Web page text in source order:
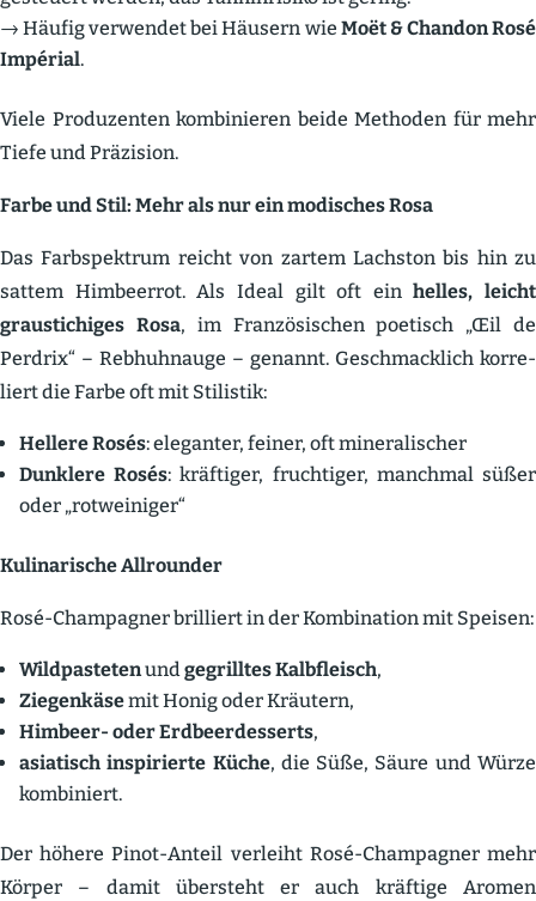
→ Häufig verwendet bei Häusern wie Moët & Chandon Rosé
Impérial.
Viele Produ­zenten kombi­nieren beide Methoden für mehr
Tiefe und Präzision.
Farbe und Stil: Mehr als nur ein modisches Rosa
Das Farbspektrum reicht von zartem Lachston bis hin zu
sattem Himbeerrot. Als Ideal gilt oft einhelles, leicht
grausti­chiges Rosa, im Franzö­si­schen poetisch „Œil de
Perdrix“ – Rebhuhnauge – genannt. Geschmacklich korre­
liert die Farbe oft mit Stilistik:
Hellere Rosés: eleganter, feiner, oft minera­li­scher
Dunklere Rosés: kräftiger, fruch­tiger, manchmal süßer
oder „rotwei­niger“
Kulina­rische Allrounder
Rosé-Champagner brilliert in der Kombi­nation mit Speisen:
Wildpas­tetenundgegrilltes Kalbfleisch,
Ziegenkäsemit Honig oder Kräutern,
Himbeer- oder Erdbeer­des­serts,
asiatisch inspi­rierte Küche, die Süße, Säure und Würze
kombi­niert.
Der höhere Pinot-Anteil verleiht Rosé-Champagner mehr
Körper – damit übersteht er auch kräftige Aromen